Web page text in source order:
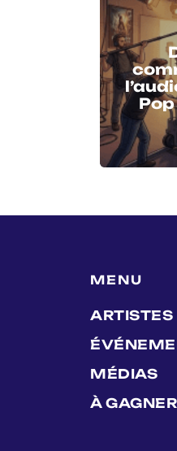
MENU
ARTISTES
MÉDIAS
À GAGNER